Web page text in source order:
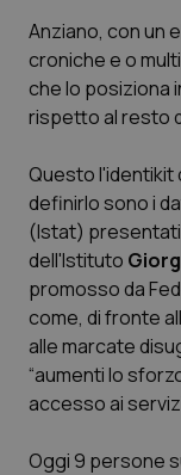
Studi e Analisi
Lettere al
QS Pro
Professionisti
Abruzzo
Basilicata
Calabria
QS Pro
Artrite &
Asma &
QS Club
Anziano, con un
croniche e o
che lo posiziona
rispetto al resto
Questo l'identikit
definirlo sono i
(Istat) presentati
dell'Istituto
promosso da
come, di fronte
alle marcate
“aumenti lo
accesso ai
Oggi 9 persone